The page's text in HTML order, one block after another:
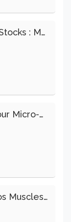
Gestion Des Stocks : Meilleures Pratiques Intralogistiques
Assurance Pour Micro-Entrepreneur : Les Garanties Essentielles À Connaître
Renforcez Vos Muscles Profonds Pour Apaiser Votre Mal De Dos